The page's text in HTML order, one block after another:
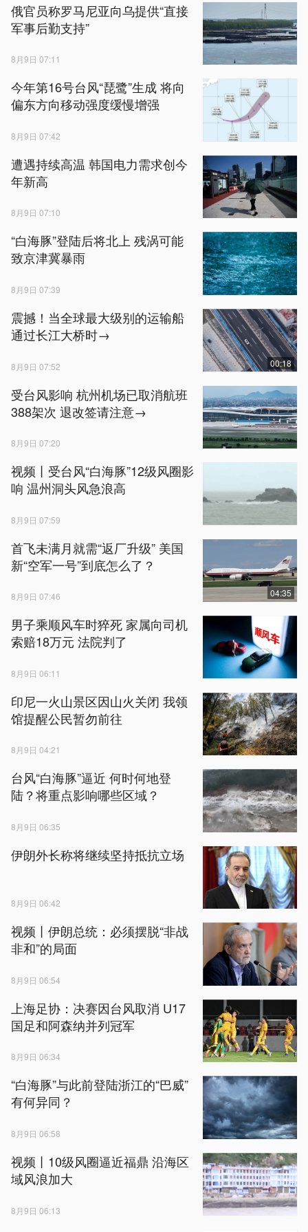
俄官员称罗马尼亚向乌提供“直接
军事后勤支持”
8月9日 07:11
今年第16号台风“琵鹭”生成 将向
偏东方向移动强度缓慢增强
8月9日 07:42
遭遇持续高温 韩国电力需求创今
年新高
8月9日 07:10
“白海豚”登陆后将北上 残涡可能
致京津冀暴雨
8月9日 07:39
震撼！当全球最大级别的运输船
通过长江大桥时→
8月9日 07:52 00:18
受台风影响 杭州机场已取消航班
388架次 退改签请注意→
8月9日 07:20
视频丨受台风“白海豚”12级风圈影
响 温州洞头风急浪高
8月9日 07:59
首飞未满月就需“返厂升级” 美国
新“空军一号”到底怎么了？
8月9日 07:46 04:35
男子乘顺风车时猝死 家属向司机
索赔18万元 法院判了
8月9日 06:11
印尼一火山景区因山火关闭 我领
馆提醒公民暂勿前往
8月9日 04:21
台风“白海豚”逼近 何时何地登
陆？将重点影响哪些区域？
8月9日 06:35
伊朗外长称将继续坚持抵抗立场
8月9日 06:42
视频丨伊朗总统：必须摆脱“非战
非和”的局面
8月9日 06:54
上海足协：决赛因台风取消 U17
国足和阿森纳并列冠军
8月9日 06:34
“白海豚”与此前登陆浙江的“巴威”
有何异同？
8月9日 06:58
视频丨10级风圈逼近福鼎 沿海区
域风浪加大
8月9日 06:13